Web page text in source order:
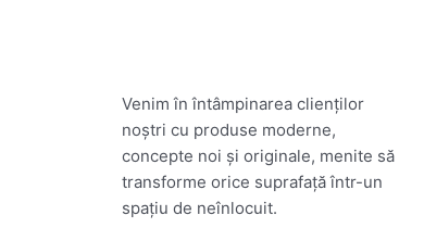
Venim în întâmpinarea clienților
noștri cu produse moderne,
concepte noi și originale, menite să
transforme orice suprafață într-un
spațiu de neînlocuit.